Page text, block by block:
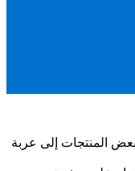
المنتجات إلى عربة